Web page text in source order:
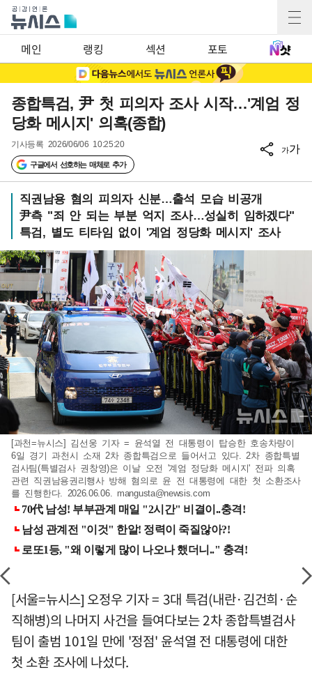
메인 랭킹 섹션 포토
종합특검, 尹 첫 피의자 조사 시작…'계엄 정
당화 메시지' 의혹(종합)
기사등록 2026/06/06 10:25:20
구글에서 선호하는 매체로 추가
가가
직권남용 혐의 피의자 신분…출석 모습 비공개
尹측 "죄 안 되는 부분 억지 조사…성실히 임하겠다"
특검, 별도 티타임 없이 '계엄 정당화 메시지' 조사
[과천=뉴시스] 김선웅 기자 = 윤석열 전 대통령이 탑승한 호송차량이
6일 경기 과천시 소재 2차 종합특검으로 들어서고 있다. 2차 종합특별
검사팀(특별검사 권창영)은 이날 오전 '계엄 정당화 메시지' 전파 의혹
관련 직권남용권리행사 방해 혐의로 윤 전 대통령에 대한 첫 소환조사
를 진행한다. 2026.06.06. mangusta@newsis.com
[서울=뉴시스] 오정우 기자 = 3대 특검(내란·김건희·순
직해병)의 나머지 사건을 들여다보는 2차 종합특별검사
팀이 출범 101일 만에 '정점' 윤석열 전 대통령에 대한
첫 소환 조사에 나섰다.